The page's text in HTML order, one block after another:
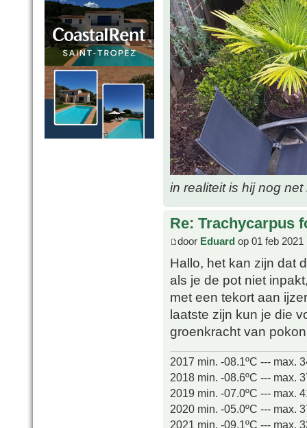
in realiteit is hij nog
Re: Trachycarpus
door Eduard op 01 feb 2021
Hallo, het kan zijn dat
als je de pot niet
met een tekort aan
laatste zijn kun je die
groenkracht van
2017 min. -08.1ºC --- max.
2018 min. -08.6ºC --- max.
2019 min. -07.0ºC --- max.
2020 min. -05.0ºC --- max.
2021 min. -09.1ºC --- max.